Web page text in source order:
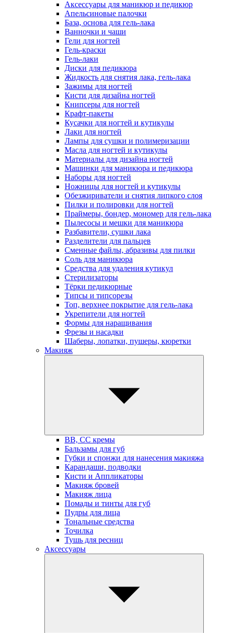
Аксессуары для маникюр и педикюр
Апельсиновые палочки
База, основа для гель-лака
Ванночки и чаши
Гели для ногтей
Гель-краски
Гель-лаки
Диски для педикюра
Жидкость для снятия лака, гель-лака
Зажимы для ногтей
Кисти для дизайна ногтей
Книпсеры для ногтей
Крафт-пакеты
Кусачки для ногтей и кутикулы
Лаки для ногтей
Лампы для сушки и полимеризации
Масла для ногтей и кутикулы
Материалы для дизайна ногтей
Машинки для маникюра и педикюра
Наборы для ногтей
Ножницы для ногтей и кутикулы
Обезжириватели и снятия липкого слоя
Пилки и полировки для ногтей
Праймеры, бондер, мономер для гель-лака
Пылесосы и мешки для маникюра
Разбавители, сушки лака
Разделители для пальцев
Сменные файлы, абразивы для пилки
Соль для маникюра
Средства для удаления кутикул
Стерилизаторы
Тёрки педикюрные
Типсы и типсорезы
Топ, верхнее покрытие для гель-лака
Укрепители для ногтей
Формы для наращивания
Фрезы и насадки
Шаберы, лопатки, пушеры, кюретки
Макияж
BB, СС кремы
Бальзамы для губ
Губки и спонжи для нанесения макияжа
Карандаши, подводки
Кисти и Аппликаторы
Макияж бровей
Макияж лица
Помады и тинты для губ
Пудры для лица
Тональные средства
Точилка
Тушь для ресниц
Аксессуары